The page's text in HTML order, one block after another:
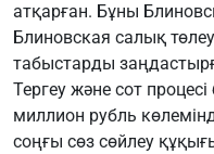
атқарған. Бұны
Блиновская салық
табыстарды
Тергеу және сот
миллион рубль
соңғы сөз сөйлеу